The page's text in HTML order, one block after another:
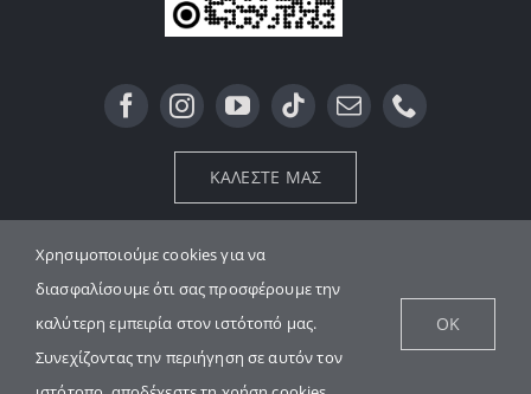
ΚΑΛΕΣΤΕ ΜΑΣ
© Copyright 2026 | Physio-Center
| All Rights Reserved | Powered
Χρησιμοποιούμε cookies για να
διασφαλίσουμε ότι σας προσφέρουμε την
καλύτερη εμπειρία στον ιστότοπό μας.
Συνεχίζοντας την περιήγηση σε αυτόν τον
OK